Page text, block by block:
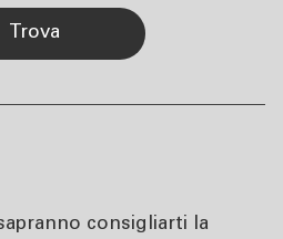
trova
consigliarti la